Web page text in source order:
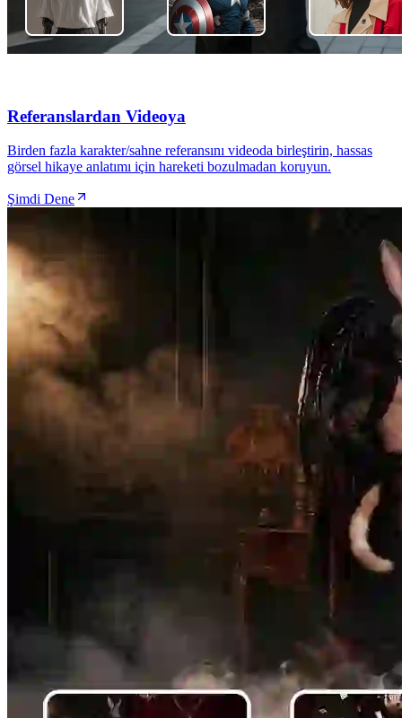
Referanslardan Videoya
Birden fazla karakter/sahne referansını videoda birleştirin, hassas
görsel hikaye anlatımı için hareketi bozulmadan koruyun.
Şimdi Dene